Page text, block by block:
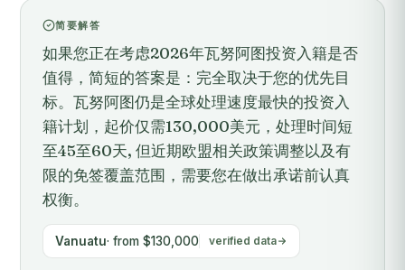
简要解答
如果您正在考虑2026年瓦努阿图投资入籍是否
值得，简短的答案是：完全取决于您的优先目
标。瓦努阿图仍是全球处理速度最快的投资入
籍计划，起价仅需130,000美元，处理时间短
至45至60天, 但近期欧盟相关政策调整以及有
限的免签覆盖范围，需要您在做出承诺前认真
权衡。
Vanuatu· from $130,000 verified data